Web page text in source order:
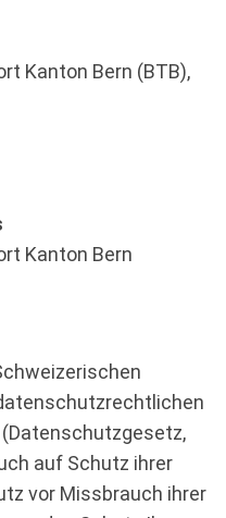
Kanton Bern (BTB),
Kanton Bern
auf Schutz ihrer
vor Missbrauch ihrer